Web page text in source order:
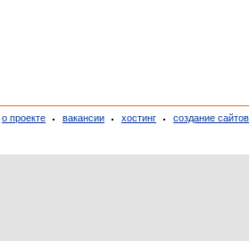
о проекте вакансии хостинг создание сайтов